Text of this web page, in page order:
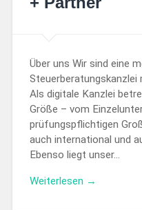
Über uns Wir sind eine
Als digitale Kanzlei
Größe – vom
prüfungspflichtigen
auch international und
Ebenso liegt unser…
Weiterlesen →